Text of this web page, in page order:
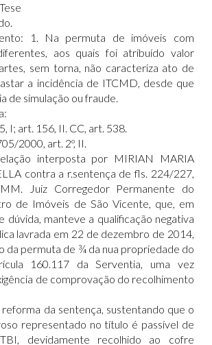
1. Na permuta de imóveis com
aos quais foi atribuído valor
sem torna, não caracteriza ato de
a incidência de ITCMD, desde que
de simulação ou fraude.
I; art. 156, II. CC, art. 538.
2000, art. 2º, II.
interposta por MIRIAN MARIA
contra a r.sentença de fls. 224/227,
Juiz Corregedor Permanente do
de Imóveis de São Vicente, que, em
dúvida, manteve a qualificação negativa
lavrada em 22 de dezembro de 2014,
da permuta de ¾ da nua propriedade do
160.117 da Serventia, uma vez
de comprovação do recolhimento
da sentença, sustentando que o
representado no título é passível de
devidamente recolhido ao cofre